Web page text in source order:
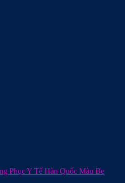
Phục Y Tế Hàn Quốc Màu Be